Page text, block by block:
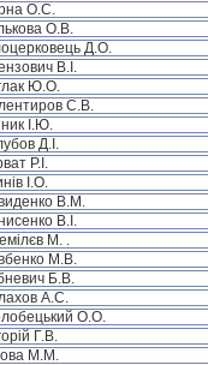
О.С.
О.В.
Д.О.
В.І.
Ю.О.
С.В.
І.Ю.
Д.І.
Р.І.
І.О.
В.М.
В.І.
М. .
М.В.
Б.В.
А.С.
О.О.
Г.В.
М.М.